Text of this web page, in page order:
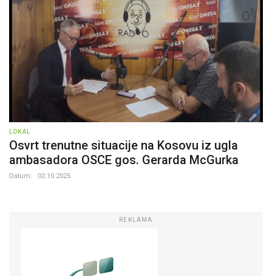
LOKAL
Osvrt trenutne situacije na Kosovu iz ugla
ambasadora OSCE gos. Gerarda McGurka
Datum: 02.10.2025
REKLAMA